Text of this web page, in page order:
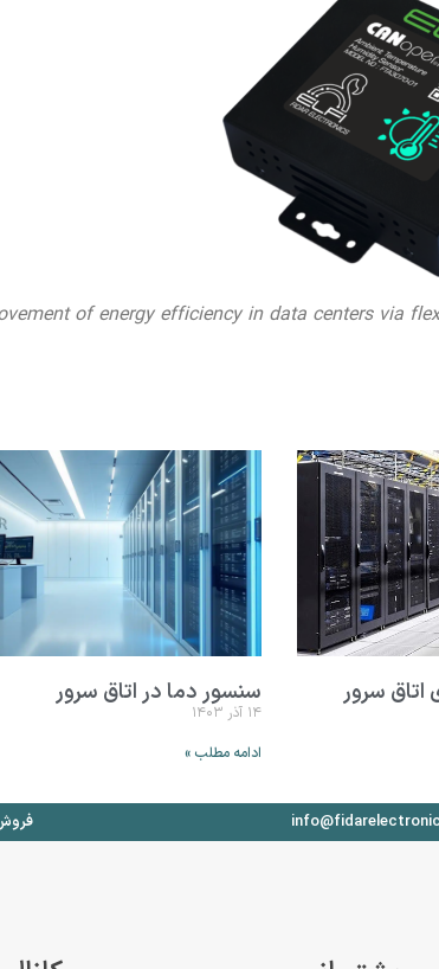
of energy efficiency in data centers via
اتاق سرور سنسور دما در اتاق سرور
۱۴ آذر ۱۴۰۳
ادامه مطلب »
فروش: